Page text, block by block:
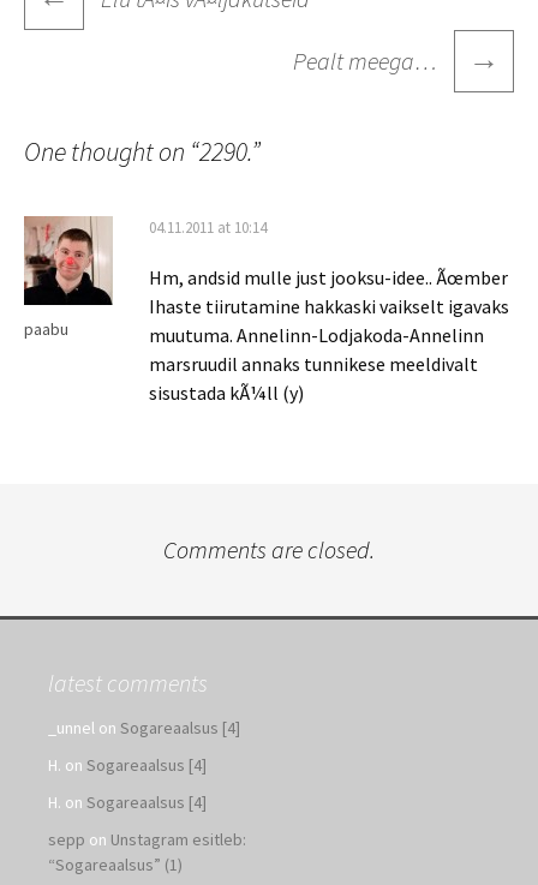
navigation
Pealt meega… →
One thought on “2290.”
paabu
04.11.2011 at 10:14
Hm, andsid mulle just jooksu-idee.. Ãœmber
Ihaste tiirutamine hakkaski vaikselt igavaks
muutuma. Annelinn-Lodjakoda-Annelinn
marsruudil annaks tunnikese meeldivalt
sisustada kÃ¼ll (y)
Comments are closed.
latest comments
_unnel on Sogareaalsus [4]
H. on Sogareaalsus [4]
H. on Sogareaalsus [4]
sepp on Unstagram esitleb:
“Sogareaalsus” (1)